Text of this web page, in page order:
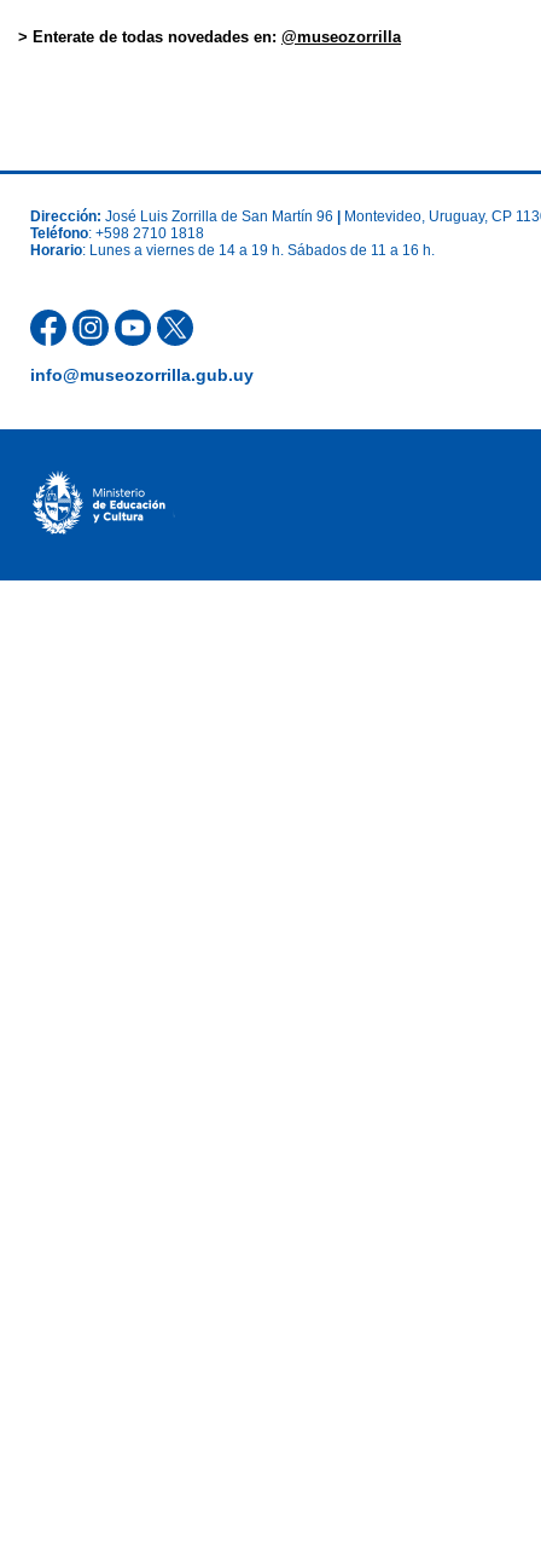
> Enterate de todas novedades en: @museozorrilla
Dirección: José Luis Zorrilla de San Martín 96 | Montevideo, Uruguay, CP
Teléfono: +598 2710 1818
Horario: Lunes a viernes de 14 a 19 h. Sábados de 11 a 16 h.
info@museozorrilla.gub.uy